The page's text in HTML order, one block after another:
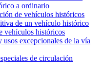
a ordinario
de vehículos históricos
de un vehículo histórico
vehículos históricos
excepcionales de la vía
de circulación